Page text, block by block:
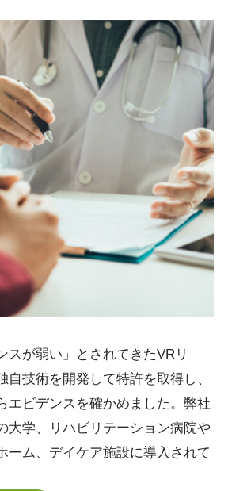
スが弱い」とされてきたVRリ
自技術を開発して特許を取得し、
エビデンスを確かめました。弊社
大学、リハビリテーション病院や
ーム、デイケア施設に導入されて